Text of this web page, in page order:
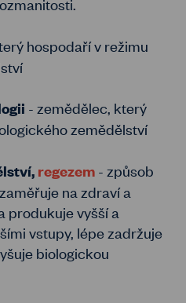
hospodaří v režimu
- zemědělec, který
zemědělství
regezem - způsob
na zdraví a
produkuje vyšší a
vstupy, lépe zadržuje
biologickou